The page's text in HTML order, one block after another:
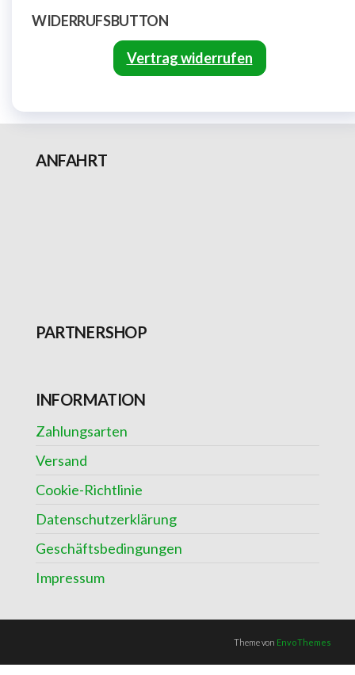
WIDERRUFSBUTTON
Vertrag widerrufen
ANFAHRT
PARTNERSHOP
INFORMATION
Zahlungsarten
Versand
Cookie-Richtlinie
Datenschutzerklärung
Geschäftsbedingungen
Impressum
Theme von EnvoThemes